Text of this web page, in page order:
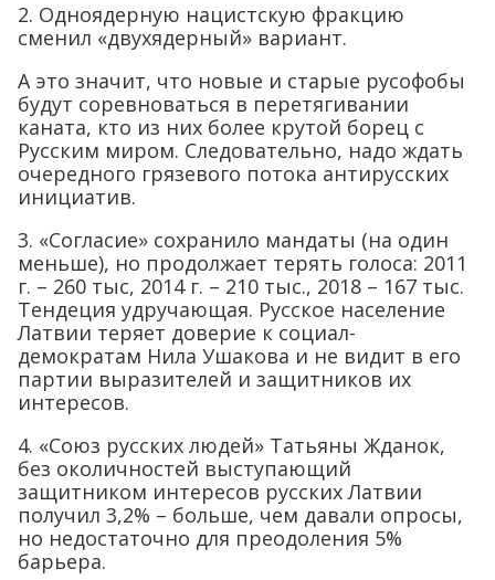
2. Одноядерную нацистскую фракцию
сменил «двухядерный» вариант.
А это значит, что новые и старые русофобы
будут соревноваться в перетягивании
каната, кто из них более крутой борец с
Русским миром. Следовательно, надо ждать
очередного грязевого потока антирусских
инициатив.
3. «Согласие» сохранило мандаты (на один
меньше), но продолжает терять голоса: 2011
г. – 260 тыс, 2014 г. – 210 тыс., 2018 – 167 тыс.
Тендеция удручающая. Русское население
Латвии теряет доверие к социал-
демократам Нила Ушакова и не видит в его
партии выразителей и защитников их
интересов.
4. «Союз русских людей» Татьяны Жданок,
без околичностей выступающий
защитником интересов русских Латвии
получил 3,2% – больше, чем давали опросы,
но недостаточно для преодоления 5%
барьера.